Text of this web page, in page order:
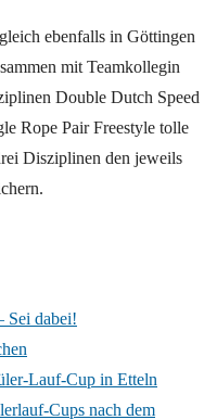
ebenfalls in Göttingen
mit Teamkollegin
Double Dutch Speed
Rope Pair Freestyle tolle
Disziplinen den jeweils
Sei dabei!
Lauf-Cup in Etteln
Cups nach dem